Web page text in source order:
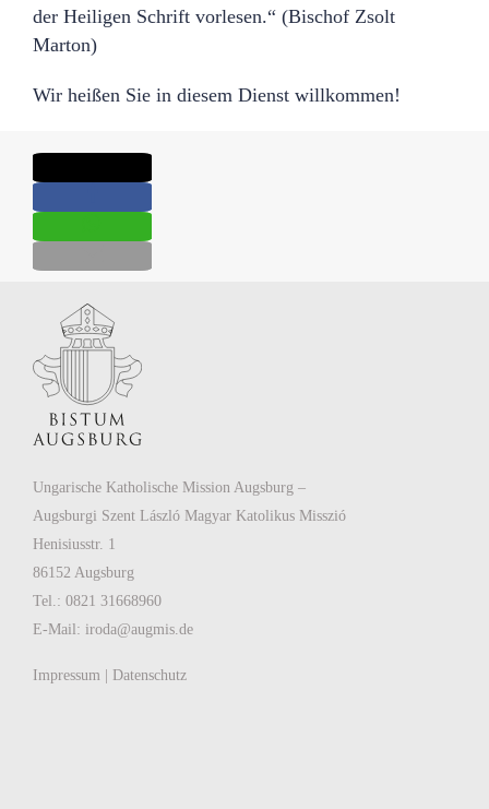
der Heiligen Schrift vorlesen.“ (Bischof Zsolt
Marton)
Wir heißen Sie in diesem Dienst willkommen!
Ungarische Katholische Mission Augsburg –
Augsburgi Szent László Magyar Katolikus Misszió
Henisiusstr. 1
86152 Augsburg
Tel.: 0821 31668960
E-Mail: iroda@augmis.de
Impressum Datenschutz